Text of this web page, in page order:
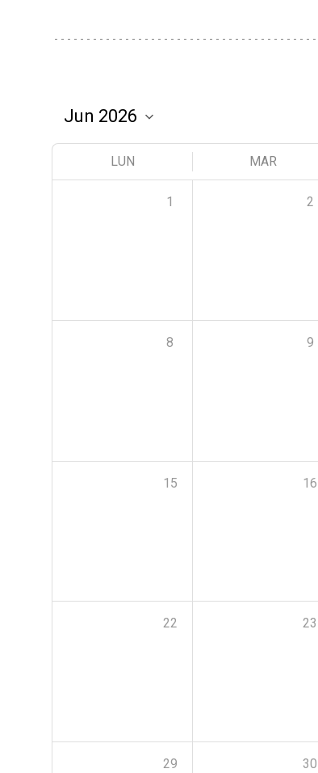
LUN MAR
1 2
8 9
15 16
22 23
29 30